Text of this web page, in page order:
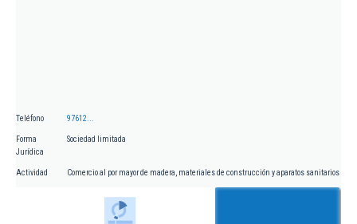
Teléfono 97612...
Forma
Jurídica
Sociedad limitada
Actividad Comercio al por mayor de madera, materiales de construcción y aparatos sanitarios